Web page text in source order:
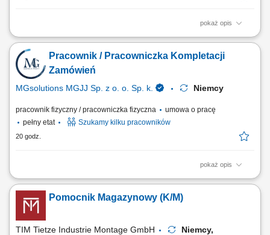
pokaż opis
Zakres zadań: Realizacja zamówień (Order Picker) na dziale owoców i
warzyw; Praca z systemem słuchawkowym w języku polskim; Układanie
towaru i kontrola jego jakości; Drobne i proste prace pomocnicze w
magazynie;
Pracownik / Pracowniczka Kompletacji
Zamówień
MGsolutions MGJJ Sp. z o. o. Sp. k. Niemcy
pracownik fizyczny / pracowniczka fizyczna
umowa o pracę
pełny etat
Szukamy kilku pracowników
20 godz.
pokaż opis
Zakres obowiązków: Kompletowanie zamówień zgodnie z
zapotrzebowaniem magazynu. Układanie oraz przygotowywanie
towarów do dalszej wysyłki. Wykonywanie prostych prac
magazynowych i pomocniczych. Dbanie o porządek w miejscu pracy.
Przestrzeganie obowiązujących procedur i zasad bezpieczeństwa.
Pomocnik Magazynowy (K/M)
TIM Tietze Industrie Montage GmbH
Niemcy,